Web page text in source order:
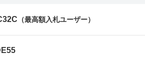
（最高額入札ユーザー）